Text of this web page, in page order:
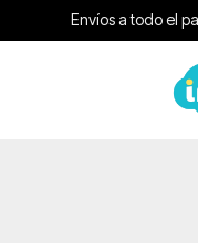
Envíos a todo el